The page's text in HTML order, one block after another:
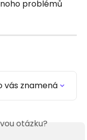
problémů
vás znamená
otázku?